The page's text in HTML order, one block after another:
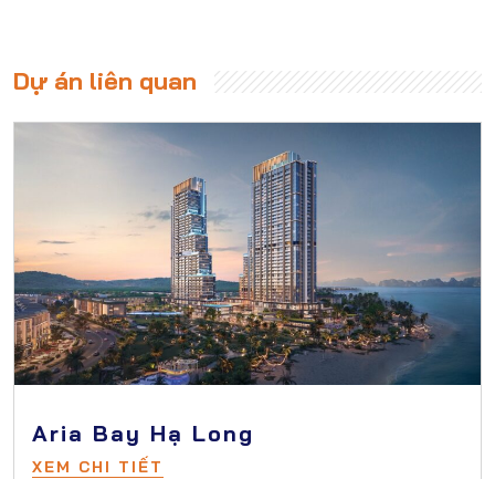
Dự án liên quan
Aria Bay Hạ Long
XEM CHI TIẾT